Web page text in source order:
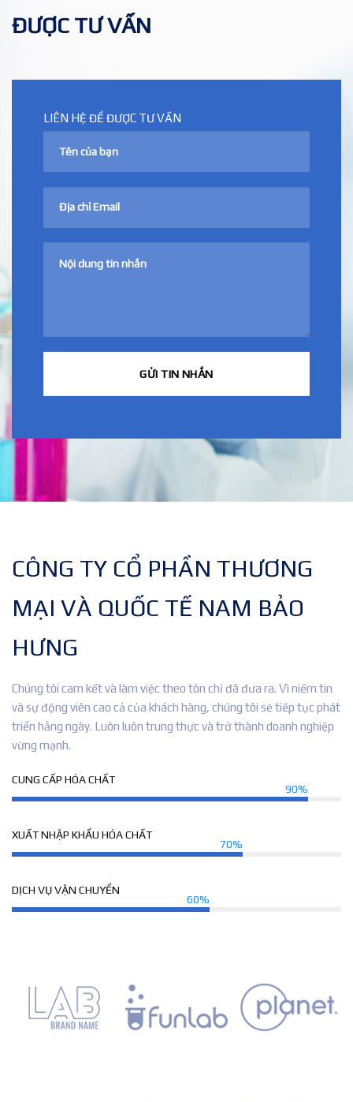
ĐƯỢC TƯ VẤN
LIÊN HỆ ĐỂ ĐƯỢC TƯ VẤN
CÔNG TY CỔ PHẦN THƯƠNG
MẠI VÀ QUỐC TẾ NAM BẢO
HƯNG
Chúng tôi cam kết và làm việc theo tôn chỉ đã đưa ra. Vì niềm tin
và sự động viên cao cả của khách hàng, chúng tôi sẽ tiếp tục phát
triển hằng ngày. Luôn luôn trung thực và trở thành doanh nghiệp
vững mạnh.
CUNG CẤP HÓA CHẤT
90%
XUẤT NHẬP KHẨU HÓA CHẤT
70%
DỊCH VỤ VẬN CHUYỂN
60%